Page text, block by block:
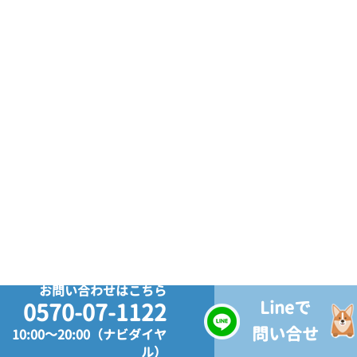
お問い合わせはこちら
0570-07-1122
10:00～20:00（ナビダイヤ
ル）
Lineで
問い合せ